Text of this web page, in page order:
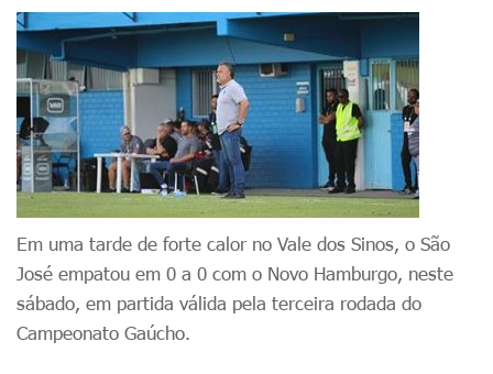
Em uma tarde de forte calor no Vale dos Sinos, o São
José empatou em 0 a 0 com o Novo Hamburgo, neste
sábado, em partida válida pela terceira rodada do
Campeonato Gaúcho.